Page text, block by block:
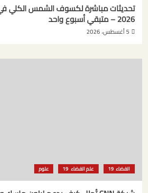
2026 – متبقي أسبوع واحد
5 أغسطس، 2026
الفضاء علم الفضاء علوم